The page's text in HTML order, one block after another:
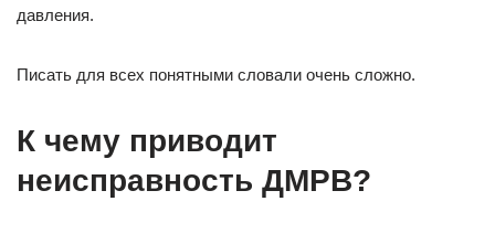
давления.
Писать для всех понятными словали очень сложно.
К чему приводит
неисправность ДМРВ?